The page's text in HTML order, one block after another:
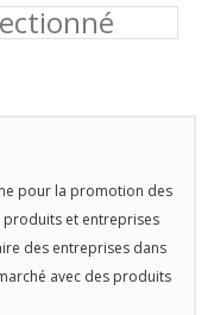
pour la promotion des
et entreprises
des entreprises dans
avec des produits